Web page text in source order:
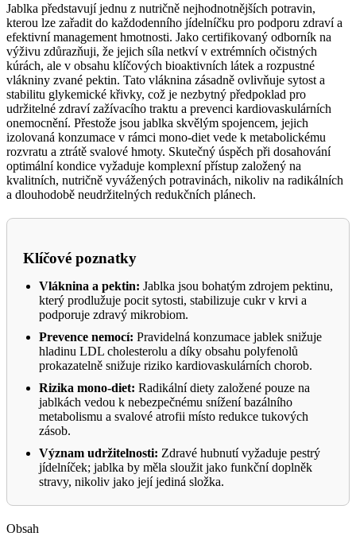
Jablka představují jednu z nutričně nejhodnotnějších potravin,
kterou lze zařadit do každodenního jídelníčku pro podporu zdraví a
efektivní management hmotnosti. Jako certifikovaný odborník na
výživu zdůrazňuji, že jejich síla netkví v extrémních očistných
kúrách, ale v obsahu klíčových bioaktivních látek a rozpustné
vlákniny zvané pektin. Tato vláknina zásadně ovlivňuje sytost a
stabilitu glykemické křivky, což je nezbytný předpoklad pro
udržitelné zdraví zažívacího traktu a prevenci kardiovaskulárních
onemocnění. Přestože jsou jablka skvělým spojencem, jejich
izolovaná konzumace v rámci mono-diet vede k metabolickému
rozvratu a ztrátě svalové hmoty. Skutečný úspěch při dosahování
optimální kondice vyžaduje komplexní přístup založený na
kvalitních, nutričně vyvážených potravinách, nikoliv na radikálních
a dlouhodobě neudržitelných redukčních plánech.
Klíčové poznatky
Vláknina a pektin: Jablka jsou bohatým zdrojem pektinu,
který prodlužuje pocit sytosti, stabilizuje cukr v krvi a
podporuje zdravý mikrobiom.
Prevence nemocí: Pravidelná konzumace jablek snižuje
hladinu LDL cholesterolu a díky obsahu polyfenolů
prokazatelně snižuje riziko kardiovaskulárních chorob.
Rizika mono-diet: Radikální diety založené pouze na
jablkách vedou k nebezpečnému snížení bazálního
metabolismu a svalové atrofii místo redukce tukových
zásob.
Význam udržitelnosti: Zdravé hubnutí vyžaduje pestrý
jídelníček; jablka by měla sloužit jako funkční doplněk
stravy, nikoliv jako její jediná složka.
Obsah